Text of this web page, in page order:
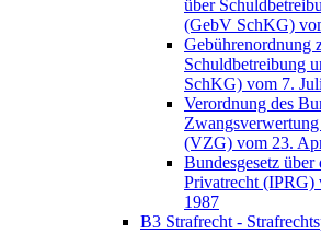
über
(GebV SchKG)
Gebührenordnung
Schuldbetreibung
SchKG) vom 7.
Verordnung des
(VZG) vom 23.
Bundesgesetz über
Privatrecht (IPRG)
1987
B3 Strafrecht -